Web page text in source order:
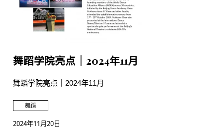
舞蹈学院亮点｜2024年11月
舞蹈学院亮点｜2024年11月
舞蹈
2024年11月20日